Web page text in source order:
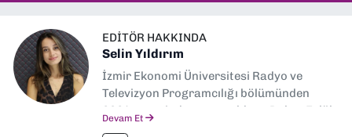
EDITÖR HAKKINDA
Selin Yıldırım
İzmir Ekonomi Üniversitesi Radyo ve
Televizyon Programcılığı bölümünden
2024 senesinde mezun oldum. Dokuz Eylül
Devam Et